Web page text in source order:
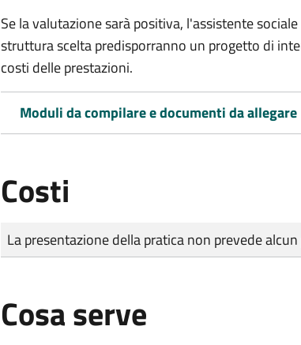
Se la valutazione sarà positiva, l'assistente
struttura scelta predisporranno un progetto di
costi delle prestazioni.
Moduli da compilare e documenti da allegare
Costi
Tipo di pagamento
Importo
La presentazione della pratica non prevede
Cosa serve